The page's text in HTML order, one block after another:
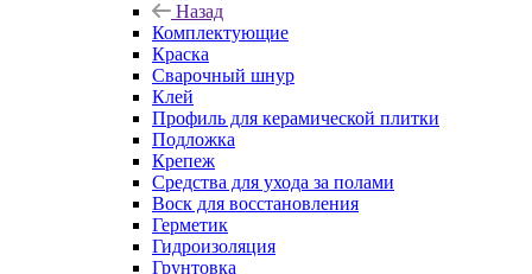
Назад
Комплектующие
Краска
Сварочный шнур
Клей
Профиль для керамической плитки
Подложка
Крепеж
Средства для ухода за полами
Воск для восстановления
Герметик
Гидроизоляция
Грунтовка